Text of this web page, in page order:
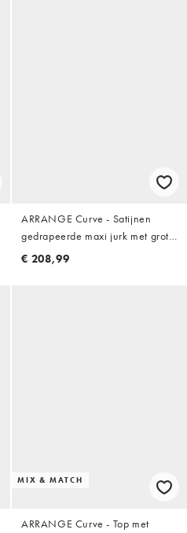
ARRANGE Curve - Satijnen
gedrapeerde maxi jurk met grote
botanische bloemenprint in
€ 208,99
MIX & MATCH
ARRANGE Curve - Top met